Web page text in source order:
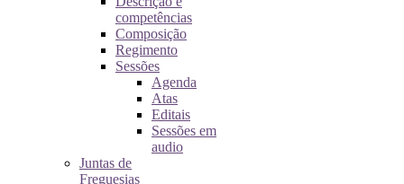
competências
Composição
Regimento
Sessões
Agenda
Atas
Editais
Sessões em
audio
Juntas de
Freguesias